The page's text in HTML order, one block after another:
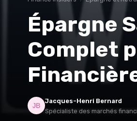
Épargne
Complet
Jacques-Henri Bernard
Spécialiste des marchés